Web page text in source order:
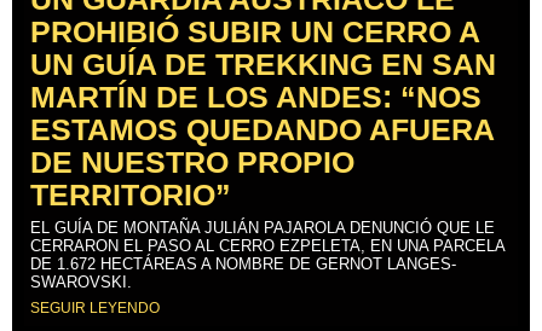
PROHIBIÓ SUBIR UN CERRO A
UN GUÍA DE TREKKING EN SAN
MARTÍN DE LOS ANDES: “NOS
ESTAMOS QUEDANDO AFUERA
DE NUESTRO PROPIO
TERRITORIO”
EL GUÍA DE MONTAÑA JULIÁN PAJAROLA DENUNCIÓ QUE LE
CERRARON EL PASO AL CERRO EZPELETA, EN UNA PARCELA
DE 1.672 HECTÁREAS A NOMBRE DE GERNOT LANGES-
SWAROVSKI.
SEGUIR LEYENDO